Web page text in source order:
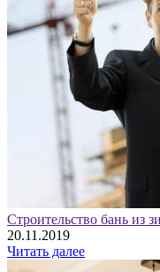
Строительство бань из
20.11.2019
Читать далее